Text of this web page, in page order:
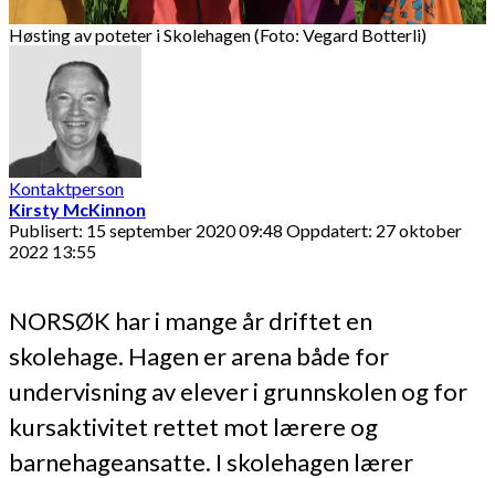
Høsting av poteter i Skolehagen (Foto: Vegard Botterli)
Kontaktperson
Kirsty McKinnon
Publisert: 15 september 2020 09:48 Oppdatert: 27 oktober
2022 13:55
NORSØK har i mange år driftet en
skolehage. Hagen er arena både for
undervisning av elever i grunnskolen og for
kursaktivitet rettet mot lærere og
barnehageansatte. I skolehagen lærer